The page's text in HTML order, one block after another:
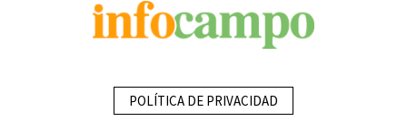
POLÍTICA DE PRIVACIDAD